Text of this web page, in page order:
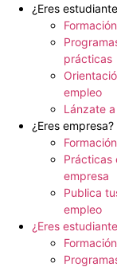
¿Eres
prácticas
empleo
Lánzate
¿Eres empresa?
Prácticas
empresa
Publica
empleo
¿Eres